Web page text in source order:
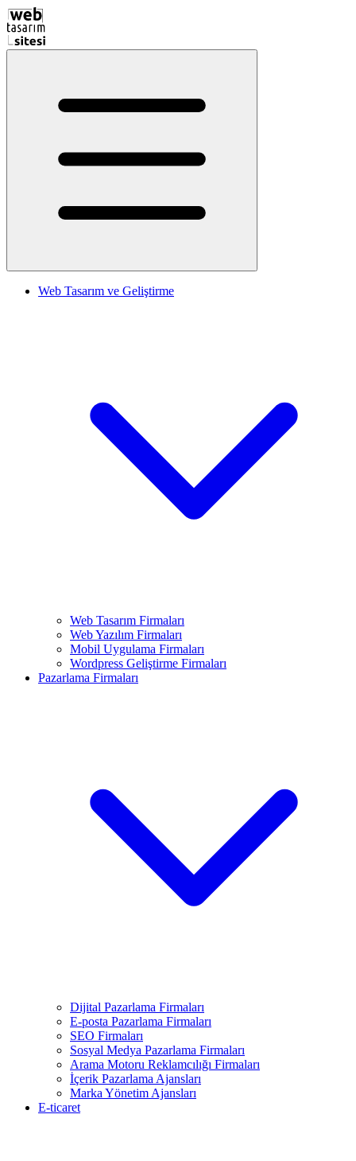
Web Tasarım ve Geliştirme
Web Tasarım Firmaları
Web Yazılım Firmaları
Mobil Uygulama Firmaları
Wordpress Geliştirme Firmaları
Pazarlama Firmaları
Dijital Pazarlama Firmaları
E-posta Pazarlama Firmaları
SEO Firmaları
Sosyal Medya Pazarlama Firmaları
Arama Motoru Reklamcılığı Firmaları
İçerik Pazarlama Ajansları
Marka Yönetim Ajansları
E-ticaret